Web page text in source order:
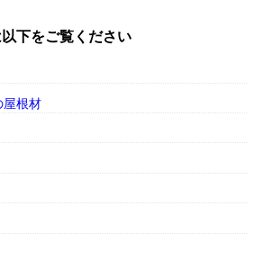
下をご覧ください
屋根材